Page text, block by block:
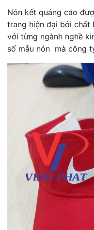
Nón kết quảng cáo
trang hiện đại bởi chất
với từng ngành nghề
số mẫu nón mà công